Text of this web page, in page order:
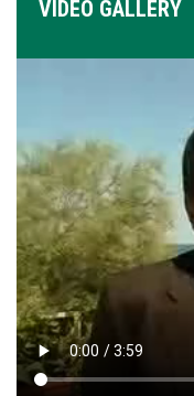
VIDEO GALLERY